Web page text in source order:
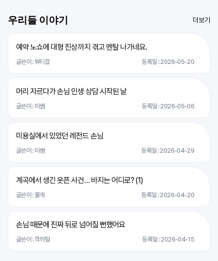
우리들 이야기 더보기
예약 노쇼에 대형 진상까지 겪고 멘탈 나가네요.
글쓴이 : 뷰티잡 등록일 : 2026-05-20
머리 자르다가 손님 인생 상담 시작된 날
글쓴이 : 미쌤 등록일 : 2026-05-06
미용실에서 있었던 레전드 손님
글쓴이 : 미쌤 등록일 : 2026-04-29
계곡에서 생긴 웃픈 사건… 바지는 어디로? (1)
글쓴이 : 물개 등록일 : 2026-04-20
손님 때문에 진짜 뒤로 넘어질 뻔했어요
글쓴이 : 깍까털 등록일 : 2026-04-15